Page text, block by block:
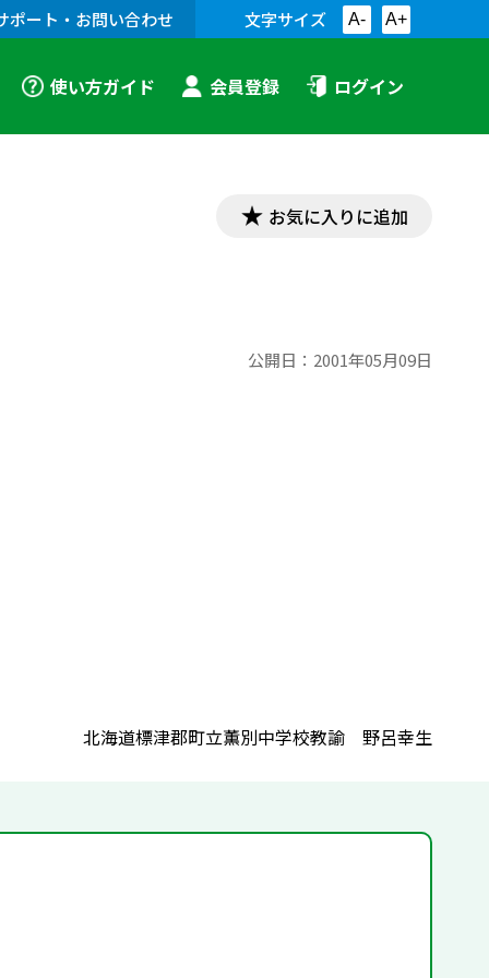
ポート・お問い合わせ 文字サイズ A- A+
使い方ガイド 会員登録 ログイン
お気に入りに追加
公開日： 2001年05月09日
北海道標津郡町立薫別中学校教諭 野呂幸生